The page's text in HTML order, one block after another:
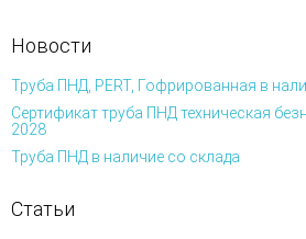
Новости
Труба ПНД, PERT, Гофрированная в
Сертификат труба ПНД техническая
2028
Труба ПНД в наличие со склада
Статьи